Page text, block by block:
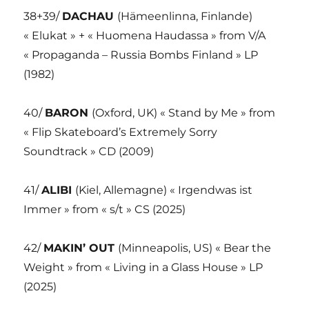
38+39/ DACHAU (Hämeenlinna, Finlande)
« Elukat » + « Huomena Haudassa » from V/A
« Propaganda – Russia Bombs Finland » LP
(1982)
40/ BARON (Oxford, UK) « Stand by Me » from
« Flip Skateboard’s Extremely Sorry
Soundtrack » CD (2009)
41/ALIBI (Kiel, Allemagne) « Irgendwas ist
Immer » from « s/t » CS (2025)
42/ MAKIN’ OUT (Minneapolis, US) « Bear the
Weight » from « Living in a Glass House » LP
(2025)